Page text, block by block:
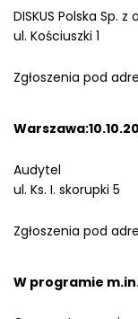
DISKUS Polska Sp. z
ul. Kościuszki 1
Zgłoszenia pod
Audytel
ul. Ks. I. skorupki 5
Zgłoszenia pod
W programie